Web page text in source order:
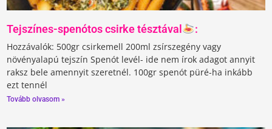
Tejszínes-spenótos csirke tésztával :
Hozzávalók:⁣⁣⁣ ⁣⁣⁣500gr csirkemell⁣⁣⁣ 200ml zsírszegény vagy
növényalapú tejszín⁣⁣⁣ Spenót levél- ide nem írok adagot annyit
raksz bele amennyit szeretnél.⁣⁣⁣ 100gr spenót püré-ha inkább
ezt tennél
Tovább olvasom »